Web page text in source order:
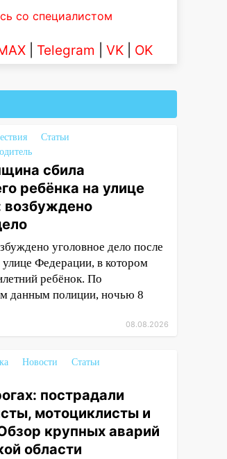
со специалистом
Telegram VK OK
Статьи
сбила
ребёнка на улице
возбуждено
уголовное дело после
Федерации, в котором
ребёнок. По
данным полиции, ночью 8
08.08.2026
Новости
Статьи
пострадали
мотоциклисты и
крупных аварий
области